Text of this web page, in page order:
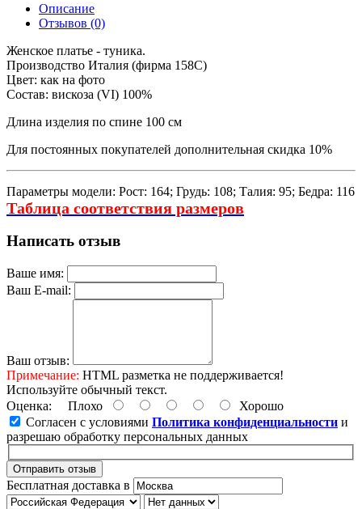
Описание
Отзывов (0)
Женское платье - туника.
Производство Италия (фирма 158C)
Цвет: как на фото
Состав: вискоза (VI) 100%
Длина изделия по спине 100 см
Для постоянных покупателей дополнительная скидка 10%
Параметры модели: Рост: 164; Грудь: 108; Талия: 95; Бедра: 116
Таблица соответствия размеров
Написать отзыв
Ваше имя:
Ваш E-mail:
Ваш отзыв:
Примечание: HTML разметка не поддерживается!
Используйте обычный текст.
Оценка: Плохо
Хорошо
Согласен с условиями Политика конфиденциальности и
разрешаю обработку персональных данных
Отправить отзыв
Бесплатная доставка в